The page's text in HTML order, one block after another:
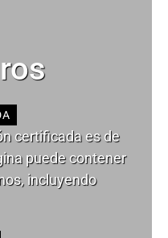
certificada es de
puede contener
incluyendo